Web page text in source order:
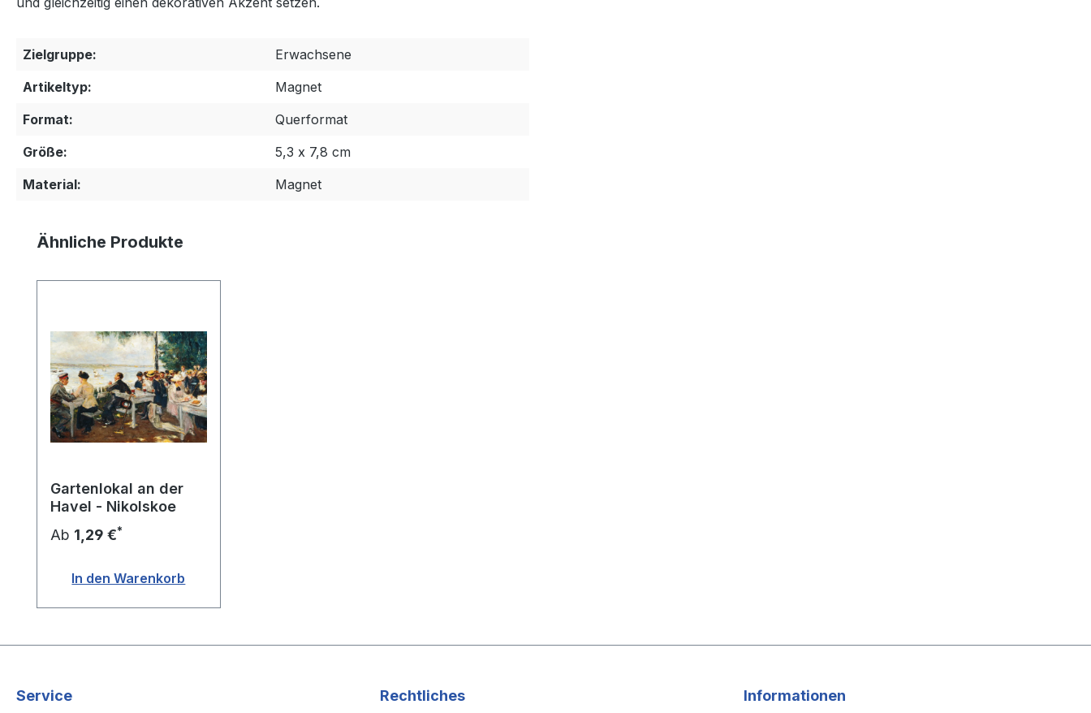
Zielgruppe:
Erwachsene
Artikeltyp:
Magnet
Format:
Querformat
Größe:
5,3 x 7,8 cm
Material:
Magnet
Produktgalerie überspringen
Ähnliche Produkte
Gartenlokal an der
Havel - Nikolskoe
Ab 1,29 €*
In den Warenkorb
Service Rechtliches Informationen